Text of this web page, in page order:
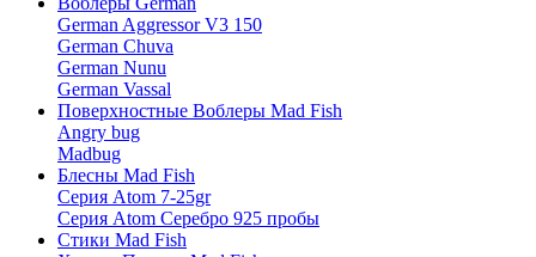
German Aggressor V3 150
German Chuva
German Nunu
German Vassal
Поверхностные Воблеры Mad Fish
Angry bug
Madbug
Блесны Mad Fish
Серия Atom 7-25gr
Серия Atom Серебро 925 пробы
Стики Mad Fish